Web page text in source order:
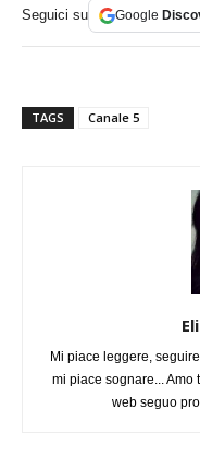
Seguici su Google
TAGS Canale 5
Mi piace leggere,
mi piace sognare... Amo
web seguo